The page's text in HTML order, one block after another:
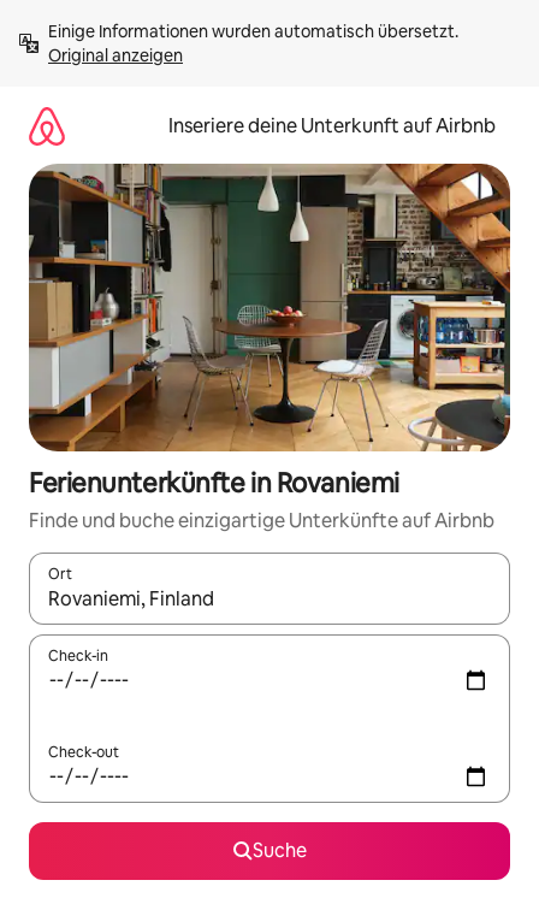
Inhalten
springenOriginal anzeigen
Inseriere deine Unterkunft auf Airbnb
Ferienunterkünfte in Rovaniemi
Finde und buche einzigartige Unterkünfte auf Airbnb
Ort
Wenn Ergebnisse verfügbar sind, navigiere mit den
Check-in
Check-out
Suche